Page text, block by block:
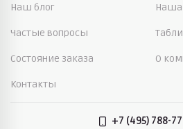
Наш блог Наша
Частые вопросы
Состояние заказа О
Контакты
+7 (495) 788-